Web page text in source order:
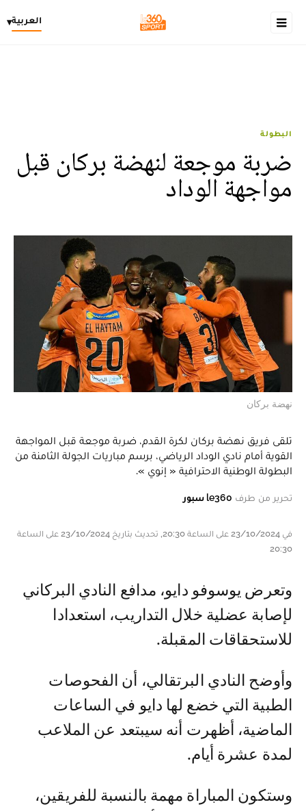
العربية▾
البطولة
ضربة موجعة لنهضة بركان قبل
مواجهة الوداد
نهضة بركان
تلقى فريق نهضة بركان لكرة القدم، ضربة موجعة قبل المواجهة
القوية أمام نادي الوداد الرياضي، برسم مباريات الجولة الثامنة من
البطولة الوطنية الاحترافية « إنوي ».
تحرير من طرف le360 سبور
في 23/10/2024 على الساعة 20:30, تحديث بتاريخ 23/10/2024 على الساعة
20:30
وتعرض يوسوفو دايو، مدافع النادي البركاني
لإصابة عضلية خلال التداريب، استعدادا
للاستحقاقات المقبلة.
وأوضح النادي البرتقالي، أن الفحوصات
الطبية التي خضع لها دايو في الساعات
الماضية، أظهرت أنه سيبتعد عن الملاعب
لمدة عشرة أيام.
وستكون المباراة مهمة بالنسبة للفريقين،